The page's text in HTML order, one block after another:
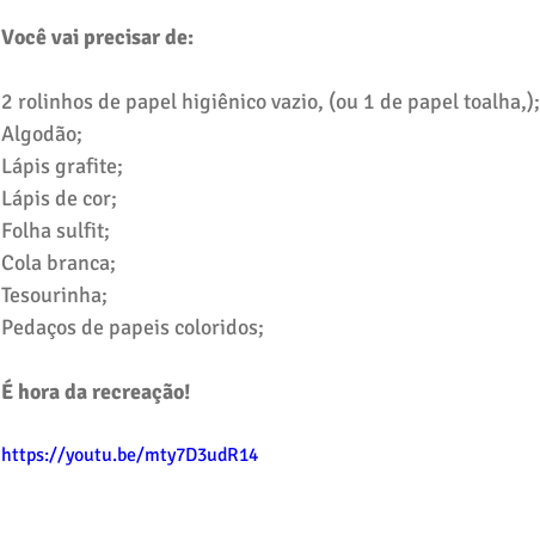
Você vai precisar de:
2 rolinhos de papel higiênico vazio, (ou 1 de papel toalha,);
Algodão;
Lápis grafite;
Lápis de cor;
Folha sulfit;
Cola branca;
Tesourinha;
Pedaços de papeis coloridos;
É hora da recreação!
https://youtu.be/mty7D3udR14